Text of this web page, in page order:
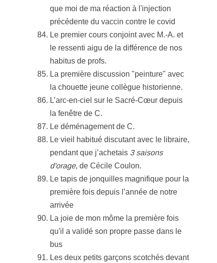
que moi de ma réaction à l'injection
précédente du vaccin contre le covid
Le premier cours conjoint avec M.-A. et
le ressenti aigu de la différence de nos
habitus de profs.
La première discussion "peinture" avec
la chouette jeune collègue historienne.
L’arc-en-ciel sur le Sacré-Cœur depuis
la fenêtre de C.
Le déménagement de C.
Le vieil habitué discutant avec le libraire,
pendant que j’achetais 3 saisons
d'orage, de Cécile Coulon.
Le tapis de jonquilles magnifique pour la
première fois depuis l’année de notre
arrivée
La joie de mon môme la première fois
qu'il a validé son propre passe dans le
bus
Les deux petits garçons scotchés devant